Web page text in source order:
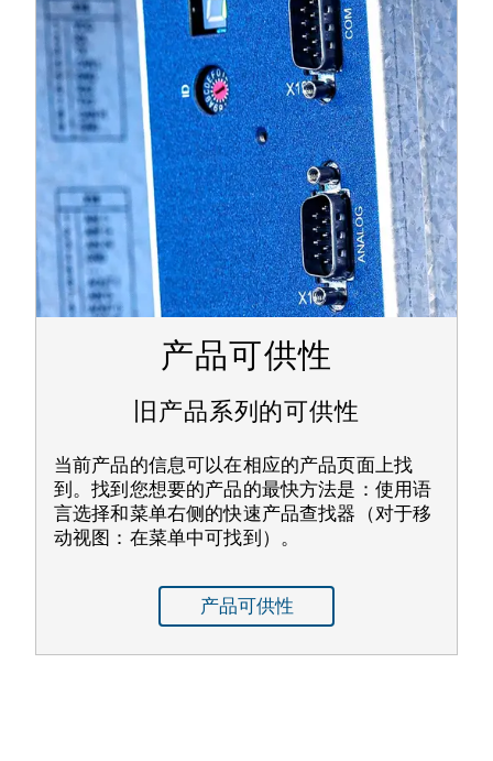
产品可供性
旧产品系列的可供性
当前产品的信息可以在相应的产品页面上找
到。找到您想要的产品的最快方法是：使用语
言选择和菜单右侧的快速产品查找器（对于移
动视图：在菜单中可找到）。
产品可供性